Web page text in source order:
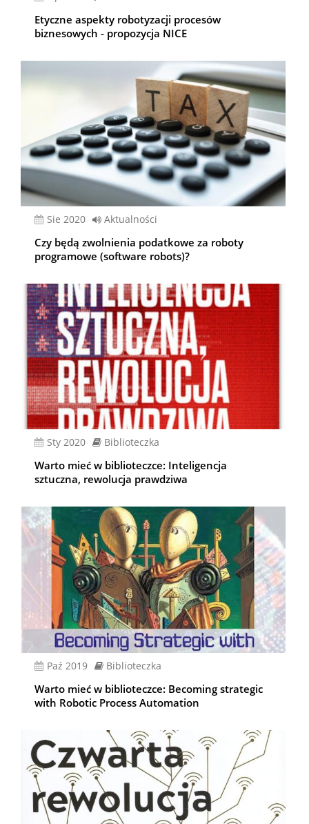
Etyczne aspekty robotyzacji procesów
biznesowych - propozycja NICE
sie 2020 Aktualności
Czy będą zwolnienia podatkowe za roboty
programowe (software robots)?
sty 2020 Biblioteczka
Warto mieć w biblioteczce: Inteligencja
sztuczna, rewolucja prawdziwa
paź 2019 Biblioteczka
Warto mieć w biblioteczce: Becoming strategic
with Robotic Process Automation